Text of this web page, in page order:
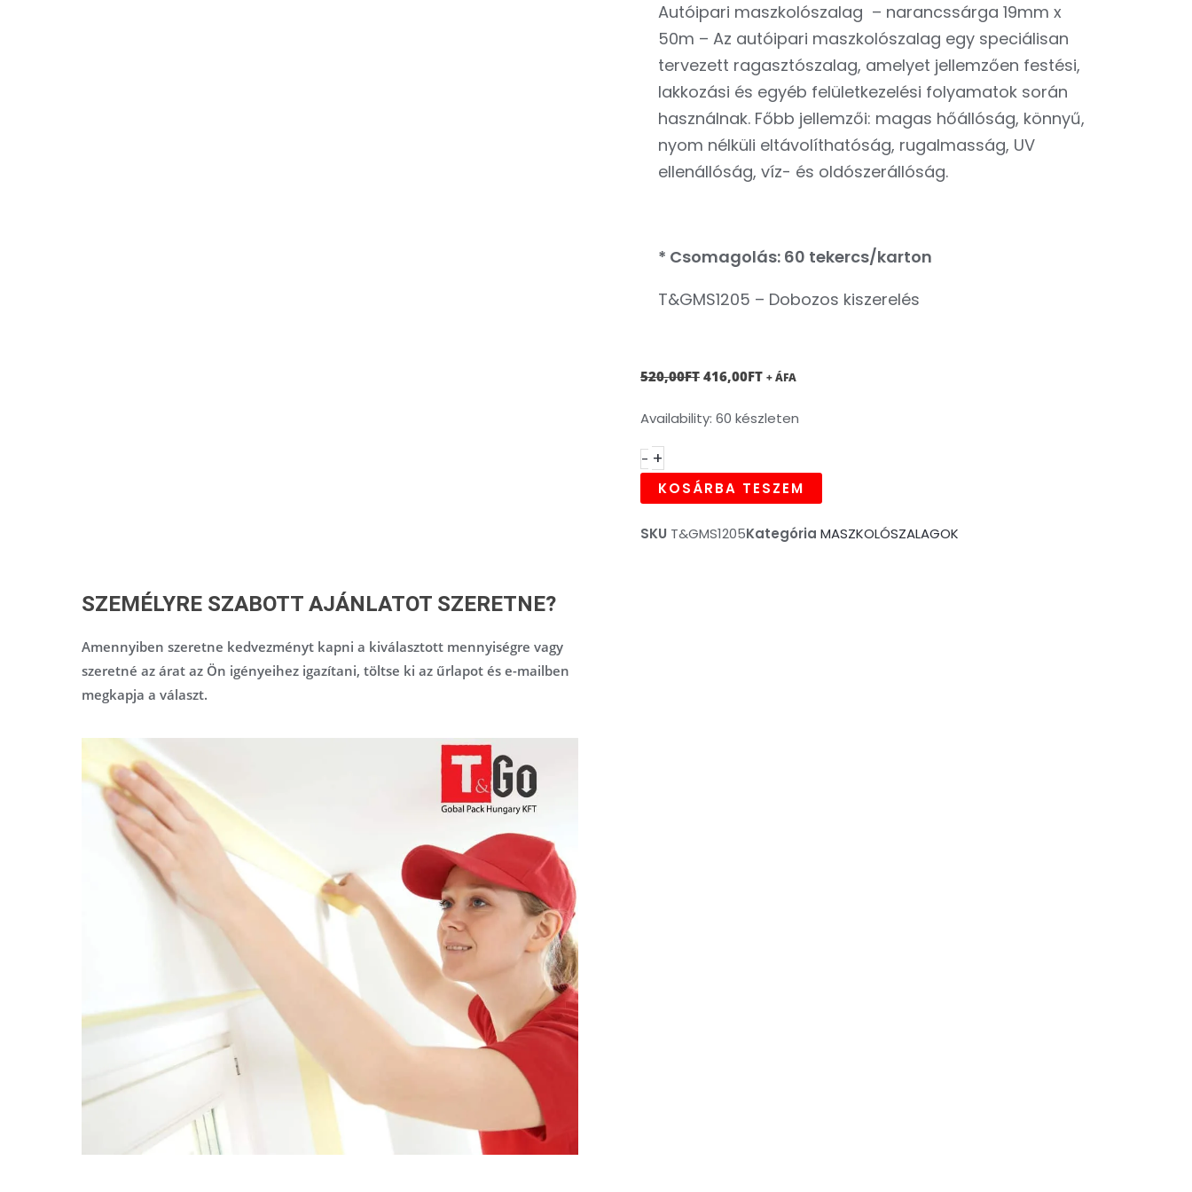
Autóipari maszkolószalag – narancssárga 19mm x
50m – Az autóipari maszkolószalag egy speciálisan
tervezett ragasztószalag, amelyet jellemzően festési,
lakkozási és egyéb felületkezelési folyamatok során
használnak. Főbb jellemzői: magas hőállóság, könnyű,
nyom nélküli eltávolíthatóság, rugalmasság, UV
ellenállóság, víz- és oldószerállóság.
* Csomagolás: 60 tekercs/karton
T&GMS1205 – Dobozos kiszerelés
520,00FT ORIGINAL
WAS:
416,00FTCURRENT
IS:
+ ÁFA
Availability: 60 készleten
-
Autóipari
maszkoló
szalag,
UV
vízálló,
+
KOSÁRBA TESZEM
SKU T&GMS1205Kategória MASZKOLÓSZALAGOK
SZEMÉLYRE SZABOTT AJÁNLATOT SZERETNE?
Amennyiben szeretne kedvezményt kapni a kiválasztott mennyiségre vagy
szeretné az árat az Ön igényeihez igazítani, töltse ki az űrlapot és e-mailben
megkapja a választ.